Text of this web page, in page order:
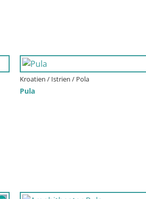
Kroatien / Istrien / Pola
Pula